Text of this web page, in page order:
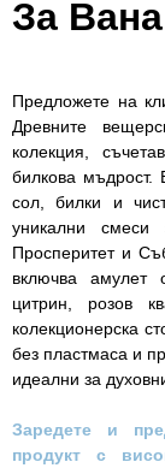
За Вана
Предложете на
Древните
колекция,
билкова мъдрост.
сол, билки и
уникални смеси
Просперитет и
включва амулет
цитрин, розов
колекционерска
без пластмаса и
идеални за
Заредете и
продукт с